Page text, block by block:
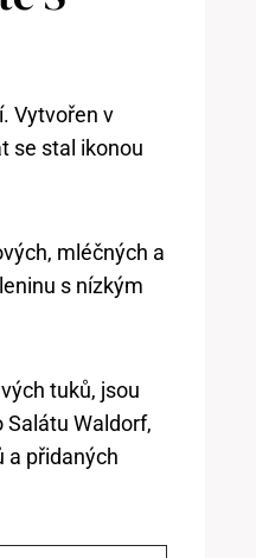
Vytvořen v
se stal ikonou
mléčných a
s nízkým
tuků, jsou
Waldorf,
a přidaných